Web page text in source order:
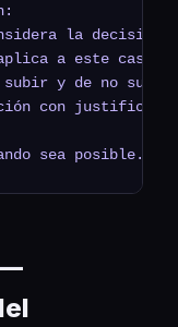
la decisión
a este caso
y de no subir
con
sea posible.
—